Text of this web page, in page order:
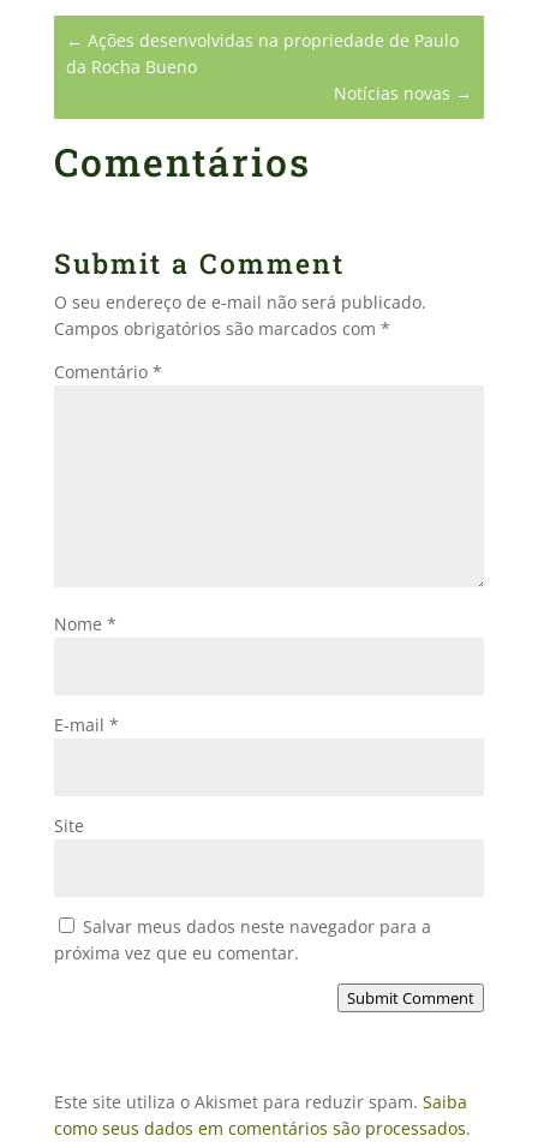
← Ações desenvolvidas na propriedade de Paulo
da Rocha Bueno
Notícias novas →
Comentários
Submit a Comment
O seu endereço de e-mail não será publicado.
Campos obrigatórios são marcados com *
Comentário *
Nome *
E-mail *
Site
Salvar meus dados neste navegador para a
próxima vez que eu comentar.
Submit Comment
Este site utiliza o Akismet para reduzir spam. Saiba
como seus dados em comentários são processados.